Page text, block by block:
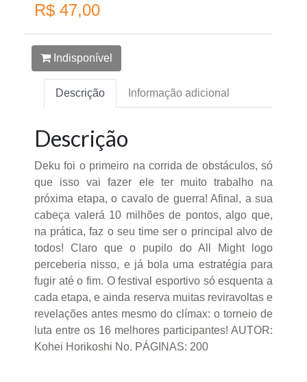
R$ 47,00
Indisponível
Descrição Informação adicional
Descrição
Deku foi o primeiro na corrida de obstáculos, só
que isso vai fazer ele ter muito trabalho na
próxima etapa, o cavalo de guerra! Afinal, a sua
cabeça valerá 10 milhões de pontos, algo que,
na prática, faz o seu time ser o principal alvo de
todos! Claro que o pupilo do All Might logo
perceberia nisso, e já bola uma estratégia para
fugir até o fim. O festival esportivo só esquenta a
cada etapa, e ainda reserva muitas reviravoltas e
revelações antes mesmo do clímax: o torneio de
luta entre os 16 melhores participantes! AUTOR:
Kohei Horikoshi No. PÁGINAS: 200